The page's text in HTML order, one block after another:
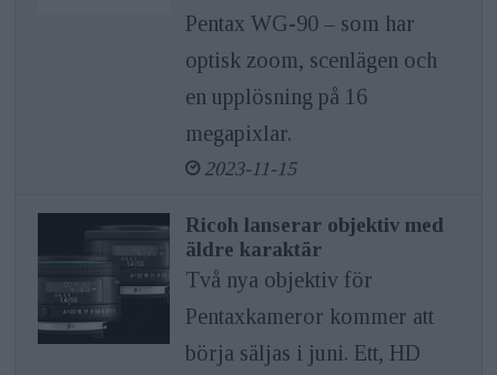
Pentax WG-90 – som har
optisk zoom, scenlägen och
en upplösning på 16
megapixlar.
2023-11-15
Ricoh lanserar objektiv med
äldre karaktär
Två nya objektiv för
Pentaxkameror kommer att
börja säljas i juni. Ett, HD